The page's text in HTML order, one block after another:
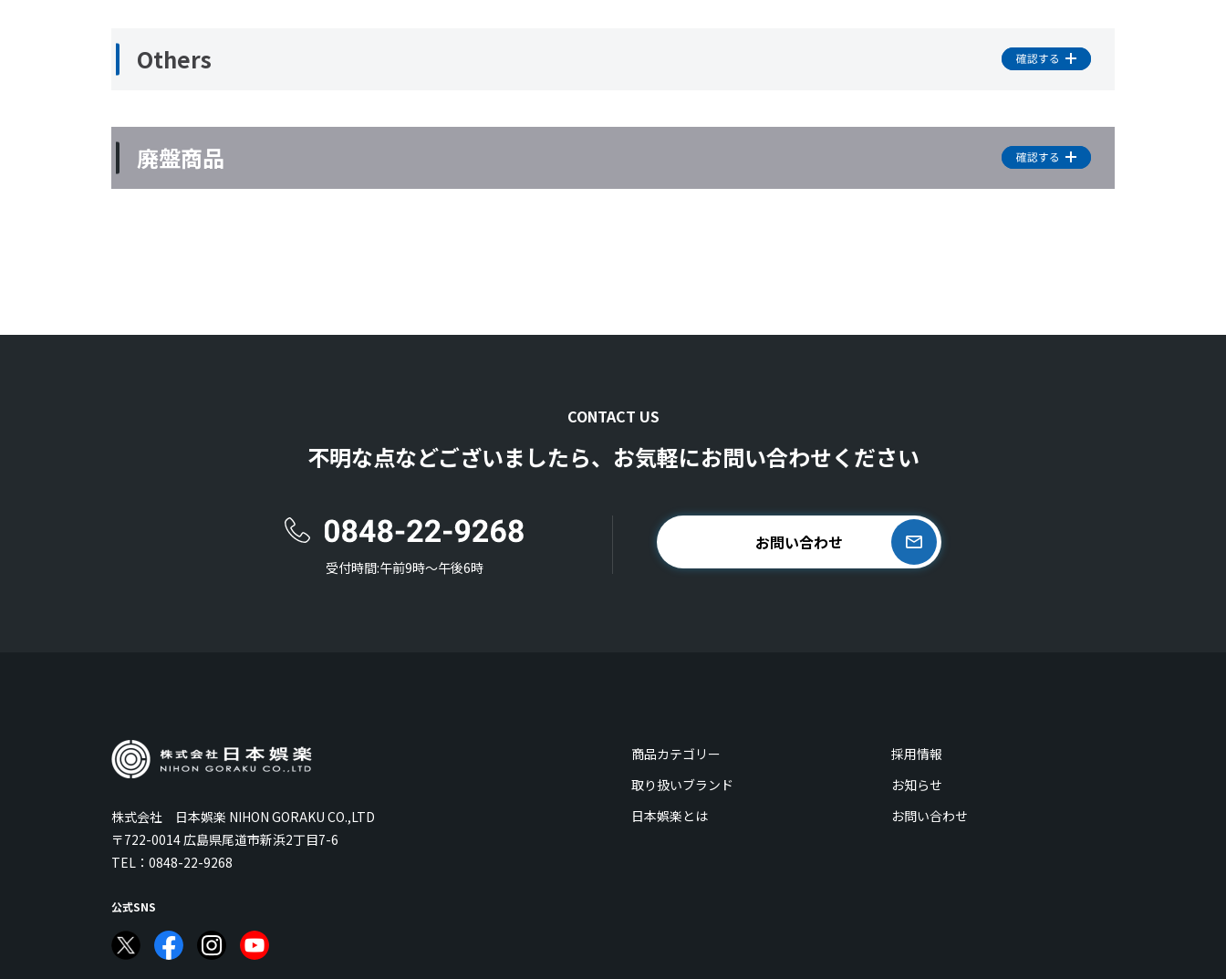
Others
廃盤商品
CONTACT US
不明な点などございましたら、お気軽にお問い合わせください
受付時間:午前9時〜午後6時
お問い合わせ
株式会社 日本娯楽 NIHON GORAKU CO.,LTD
〒722-0014 広島県尾道市新浜2丁目7-6
TEL： 0848-22-9268
公式SNS
商品カテゴリー
採用情報
取り扱いブランド
お知らせ
日本娯楽とは
お問い合わせ